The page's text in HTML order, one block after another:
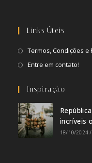
Links Úteis
Termos, Condições e
Entre em contato!
Inspiração
incríveis
18/10/2024 /